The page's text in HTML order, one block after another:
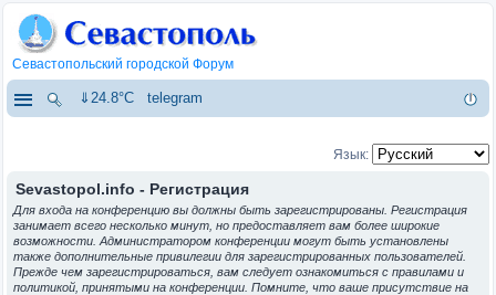
Севастопольский городской Форум
⇓24.8°C telegram
Язык:
Sevastopol.info - Регистрация
Для входа на конференцию вы должны быть зарегистрированы. Регистрация
занимает всего несколько минут, но предоставляет вам более широкие
возможности. Администратором конференции могут быть установлены
также дополнительные привилегии для зарегистрированных пользователей.
Прежде чем зарегистрироваться, вам следует ознакомиться с правилами и
политикой, принятыми на конференции. Помните, что ваше присутствие на